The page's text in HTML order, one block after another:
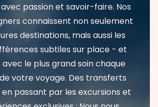
passion et savoir-faire. Nos
connaissent non seulement
destinations, mais aussi les
subtiles sur place - et
le plus grand soin chaque
votre voyage. Des transferts
en passant par les excursions et